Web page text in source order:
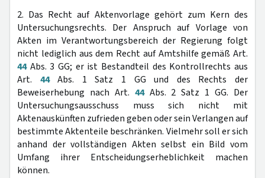
2. Das Recht auf Aktenvorlage gehört zum Kern des
Untersuchungsrechts. Der Anspruch auf Vorlage von
Akten im Verantwortungsbereich der Regierung folgt
nicht lediglich aus dem Recht auf Amtshilfe gemäß Art.
44Abs. 3 GG; er ist Bestandteil des Kontrollrechts aus
Art. 44Abs. 1 Satz 1 GG und des Rechts der
Beweiserhebung nach Art. 44Abs. 2 Satz 1 GG. Der
Untersuchungsausschuss muss sich nicht mit
Aktenauskünften zufrieden geben oder sein Verlangen auf
bestimmte Aktenteile beschränken. Vielmehr soll er sich
anhand der vollständigen Akten selbst ein Bild vom
Umfang ihrer Entscheidungserheblichkeit machen
können.